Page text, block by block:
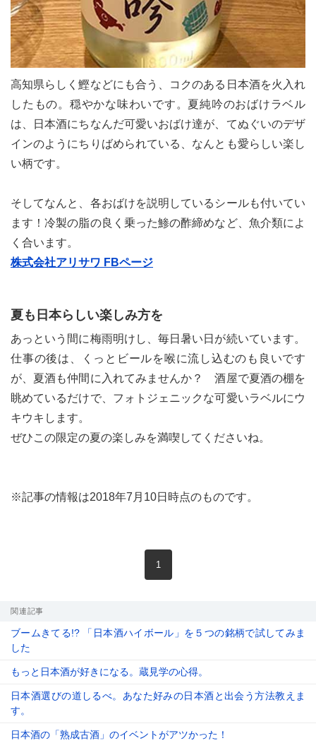
高知県らしく鰹などにも合う、コクのある日本酒を火入れ
したもの。穏やかな味わいです。夏純吟のおばけラベル
は、日本酒にちなんだ可愛いおばけ達が、てぬぐいのデザ
インのようにちりばめられている、なんとも愛らしい楽し
い柄です。
そしてなんと、各おばけを説明しているシールも付いてい
ます！冷製の脂の良く乗った鯵の酢締めなど、魚介類によ
く合います。
株式会社アリサワ FBページ
夏も日本らしい楽しみ方を
あっという間に梅雨明けし、毎日暑い日が続いています。
仕事の後は、くっとビールを喉に流し込むのも良いです
が、夏酒も仲間に入れてみませんか？ 酒屋で夏酒の棚を
眺めているだけで、フォトジェニックな可愛いラベルにウ
キウキします。
ぜひこの限定の夏の楽しみを満喫してくださいね。
※記事の情報は2018年7月10日時点のものです。
1
関連記事
ブームきてる!? 「日本酒ハイボール」を５つの銘柄で試してみま
した
もっと日本酒が好きになる。蔵見学の心得。
日本酒選びの道しるべ。あなた好みの日本酒と出会う方法教えま
す。
日本酒の「熟成古酒」のイベントがアツかった！